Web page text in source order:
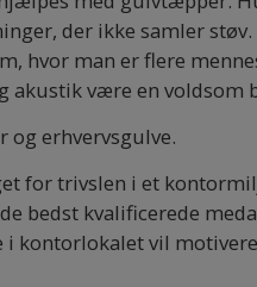
der ikke samler støv.
hvor man er flere
akustik være en voldsom
og erhvervsgulve.
for trivslen i et
bedst kvalificerede
i kontorlokalet vil motivere